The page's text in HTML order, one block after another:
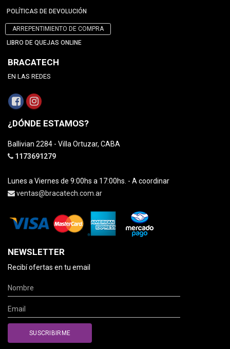
POLÍTICAS DE DEVOLUCIÓN
ARREPENTIMIENTO DE COMPRA
LIBRO DE QUEJAS ONLINE
BRACATECH
EN LAS REDES
¿DÓNDE ESTAMOS?
Ballivian 2284 - Villa Ortuzar, CABA
1173691279
Lunes a Viernes de 9:00hs a 17:00hs. - A coordinar
ventas@bracatech.com.ar
NEWSLETTER
Recibí ofertas en tu email